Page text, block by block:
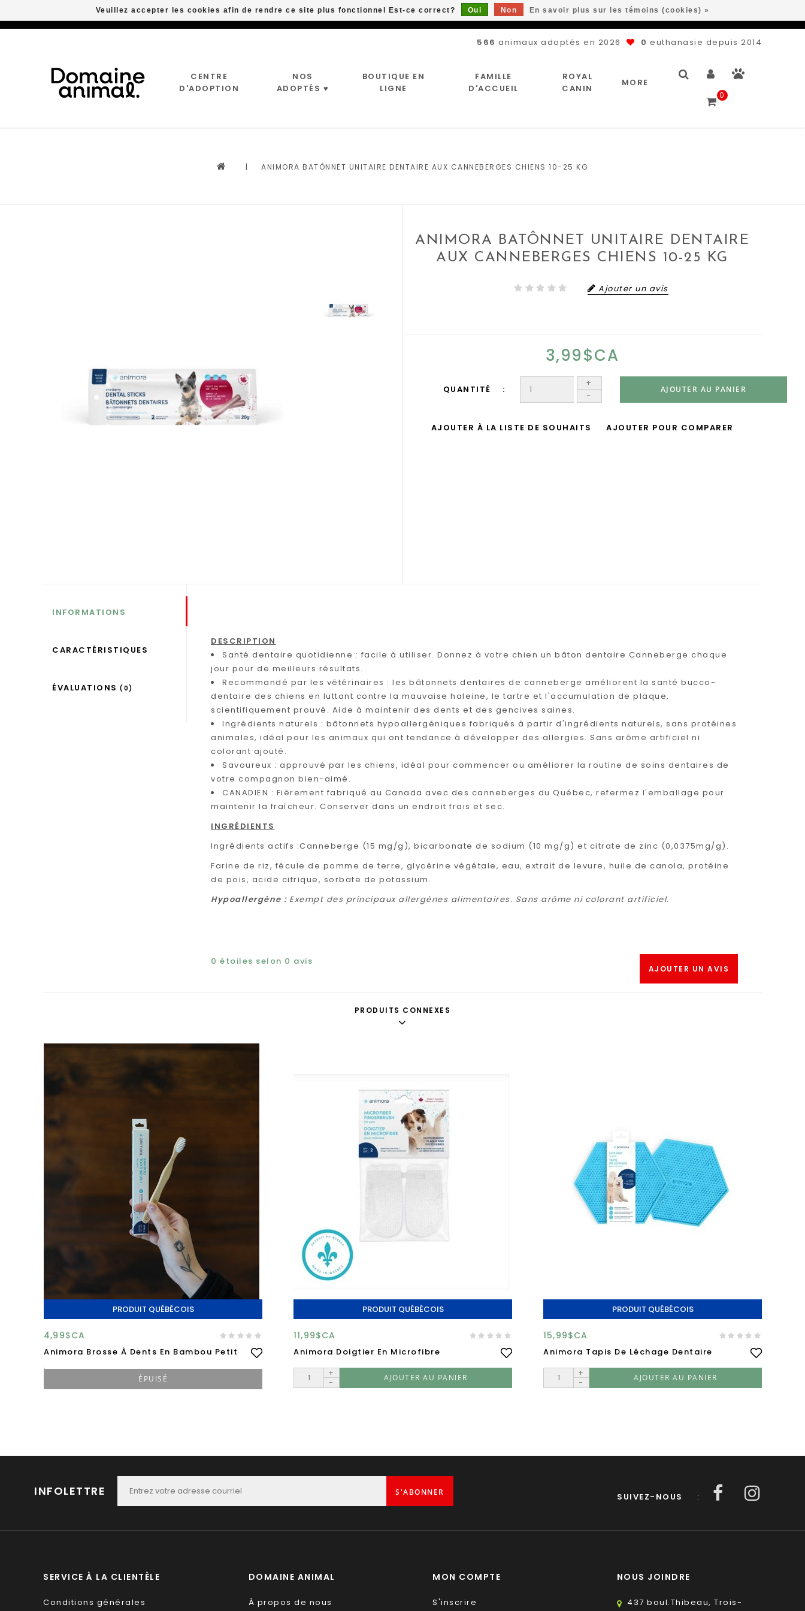
566 animaux adoptés en 2026 0 euthanasie depuis 2014
CENTRE
D'ADOPTION
NOS
ADOPTÉS ♥
BOUTIQUE EN
LIGNE
FAMILLE
D'ACCUEIL
ROYAL
CANIN
MORE
0
| ANIMORA BATÔNNET UNITAIRE DENTAIRE AUX CANNEBERGES CHIENS 10-25 KG
ANIMORA BATÔNNET UNITAIRE DENTAIRE
AUX CANNEBERGES CHIENS 10-25 KG
Ajouter un avis
3,99$CA
QUANTITÉ
+
-
AJOUTER AU PANIER
AJOUTER À LA LISTE DE SOUHAITS AJOUTER POUR COMPARER
INFORMATIONS
CARACTÉRISTIQUES
ÉVALUATIONS (0)
DESCRIPTION
Santé dentaire quotidienne : facile à utiliser. Donnez à votre chien un bâton dentaire Canneberge chaque
jour pour de meilleurs résultats.
Recommandé par les vétérinaires : les bâtonnets dentaires de canneberge améliorent la santé bucco-
dentaire des chiens en luttant contre la mauvaise haleine, le tartre et l'accumulation de plaque,
scientifiquement prouvé. Aide à maintenir des dents et des gencives saines.
Ingrédients naturels : bâtonnets hypoallergéniques fabriqués à partir d'ingrédients naturels, sans protéines
animales, idéal pour les animaux qui ont tendance à développer des allergies. Sans arôme artificiel ni
colorant ajouté.
Savoureux : approuvé par les chiens, idéal pour commencer ou améliorer la routine de soins dentaires de
votre compagnon bien-aimé.
CANADIEN : Fièrement fabriqué au Canada avec des canneberges du Québec, refermez l'emballage pour
maintenir la fraîcheur. Conserver dans un endroit frais et sec.
INGRÉDIENTS
Ingrédients actifs :Canneberge (15 mg/g), bicarbonate de sodium (10 mg/g) et citrate de zinc (0,0375mg/g).
Farine de riz, fécule de pomme de terre, glycérine végétale, eau, extrait de levure, huile de canola, protéine
de pois, acide citrique, sorbate de potassium.
Hypoallergène :Exempt des principaux allergènes alimentaires. Sans arôme ni colorant artificiel.
AJOUTER UN AVIS
0 étoiles selon 0 avis
PRODUITS CONNEXES
PRODUIT QUÉBÉCOIS
4,99$CA
Animora Brosse À Dents En Bambou Petit
ÉPUISÉ
PRODUIT QUÉBÉCOIS
11,99$CA
Animora Doigtier En Microfibre
+
-
AJOUTER AU PANIER
PRODUIT QUÉBÉCOIS
15,99$CA
Animora Tapis De Léchage Dentaire
+
-
AJOUTER AU PANIER
INFOLETTRE S'ABONNER SUIVEZ-NOUS :
SERVICE À LA CLIENTÈLE
Conditions générales
DOMAINE ANIMAL
À propos de nous
MON COMPTE
S'inscrire
NOUS JOINDRE
437 boul.Thibeau, Trois-
Veuillez accepter les cookies afin de rendre ce site plus fonctionnel Est-ce correct? Oui Non En savoir plus sur les témoins (cookies) »
Livraison gratuite à partir de 89$*